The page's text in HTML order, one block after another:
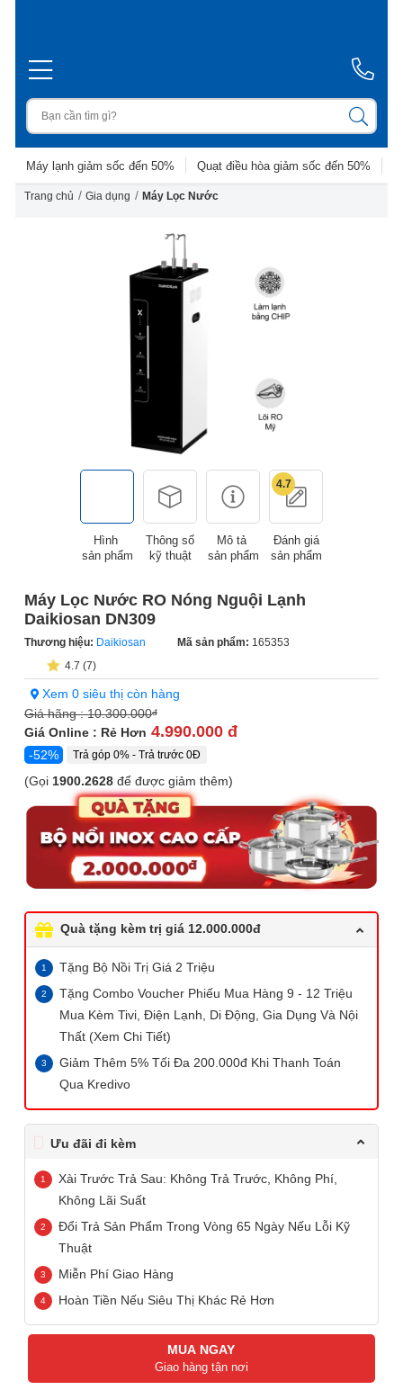
Máy lạnh giảm sốc đến 50% Quạt điều hòa giảm sốc đến 50%
Trang chủ / Gia dụng / Máy Lọc Nước
Hình
sản phẩm
Thông số
kỹ thuật
Mô tả
sản phẩm
4.7
Đánh giá
sản phẩm
Máy Lọc Nước RO Nóng Nguội Lạnh
Daikiosan DN309
Thương hiệu: Daikiosan Mã sản phẩm: 165353
4.7 (7)
Xem 0 siêu thị còn hàng
Giá hãng :10.300.000đ
Giá Online : Rẻ Hơn 4.990.000 đ
-52% Trả góp 0% - Trả trước 0Đ
(Gọi 1900.2628 để được giảm thêm)
Quà tặng kèm trị giá 12.000.000đ
Tặng Bộ Nồi Trị Giá 2 Triệu
Tặng Combo Voucher Phiếu Mua Hàng 9 - 12 Triệu
Mua Kèm Tivi, Điện Lạnh, Di Động, Gia Dụng Và Nội
Thất (Xem Chi Tiết)
Giảm Thêm 5% Tối Đa 200.000đ Khi Thanh Toán
Qua Kredivo
Ưu đãi đi kèm
Xài Trước Trả Sau: Không Trả Trước, Không Phí,
Không Lãi Suất
Đổi Trả Sản Phẩm Trong Vòng 65 Ngày Nếu Lỗi Kỹ
Thuật
Miễn Phí Giao Hàng
Hoàn Tiền Nếu Siêu Thị Khác Rẻ Hơn
MUA NGAY
Giao hàng tận nơi